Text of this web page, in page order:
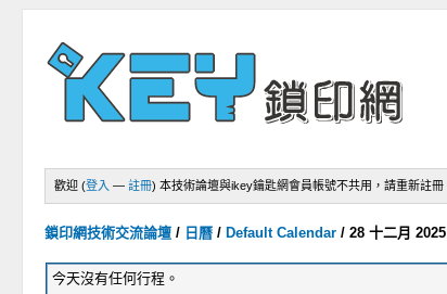
歡迎 (登入 —註冊) 本技術論壇與ikey鑰匙網會員帳號不共用，請重新註冊
鎖印網技術交流論壇 / 日曆 / Default Calendar /28 十二月 2025
今天沒有任何行程。